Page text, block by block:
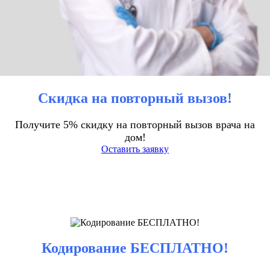
Скидка на повторный вызов!
Получите 5% скидку на повторный вызов врача на
дом!
Оставить заявку
Кодирование БЕСПЛАТНО!